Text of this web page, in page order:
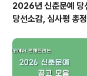
2026년 신춘문예 당
당선소감, 심사평 총정